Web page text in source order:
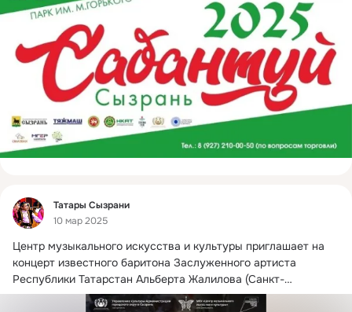
Фид
Татары Сызрани
10 мар 2025
Центр музыкального искусства и культуры приглашает на
концерт известного баритона Заслуженного артиста
Республики Татарстан Альберта Жалилова (Санкт-
Петербург) и муниципального духового оркестра (г. ...